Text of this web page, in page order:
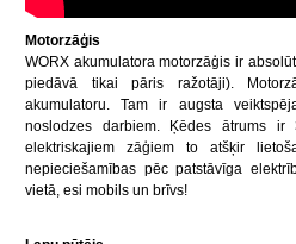
Motorzāģis
WORX akumulatora motorzāģis ir
piedāvā tikai pāris ražotāji).
akumulatoru. Tam ir augsta
noslodzes darbiem. Ķēdes ātrums
elektriskajiem zāģiem to atšķir
nepieciešamības pēc patstāvīga
vietā, esi mobils un brīvs!